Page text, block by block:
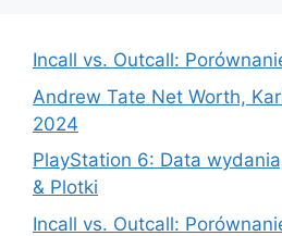
Incall vs. Outcall:
Andrew Tate Net Worth,
2024
PlayStation 6: Data
& Plotki
Incall vs. Outcall: